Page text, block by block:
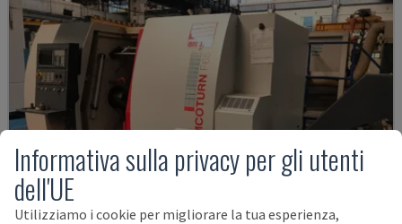
Informativa sulla privacy per gli utenti
dell'UE
Utilizziamo i cookie per migliorare la tua esperienza,